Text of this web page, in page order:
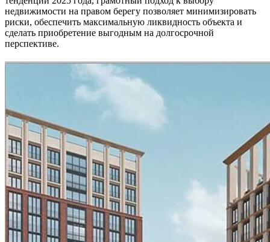
недвижимости на правом берегу позволяет минимизировать
риски, обеспечить максимальную ликвидность объекта и
сделать приобретение выгодным на долгосрочной
перспективе.